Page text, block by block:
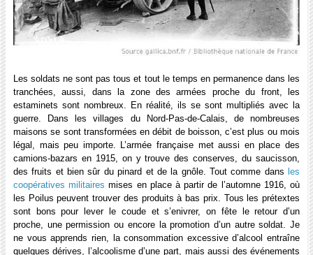
Les soldats ne sont pas tous et tout le temps en permanence dans les
tranchées, aussi, dans la zone des armées proche du front, les
estaminets sont nombreux. En réalité, ils se sont multipliés avec la
guerre. Dans les villages du Nord-Pas-de-Calais, de nombreuses
maisons se sont transformées en débit de boisson, c’est plus ou mois
légal, mais peu importe. L’armée française met aussi en place des
camions-bazars en 1915, on y trouve des conserves, du saucisson,
des fruits et bien sûr du pinard et de la gnôle. Tout comme dans les
coopératives militaires mises en place à partir de l’automne 1916, où
les Poilus peuvent trouver des produits à bas prix. Tous les prétextes
sont bons pour lever le coude et s’enivrer, on fête le retour d’un
proche, une permission ou encore la promotion d’un autre soldat. Je
ne vous apprends rien, la consommation excessive d’alcool entraîne
quelques dérives, l’alcoolisme d’une part, mais aussi des événements